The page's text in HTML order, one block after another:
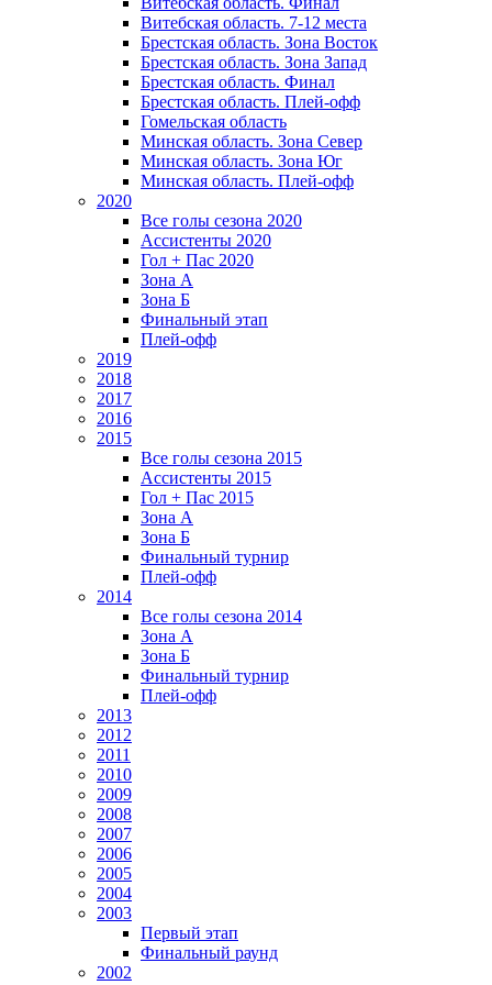
Витебская область. 7-12 места
Брестская область. Зона Восток
Брестская область. Зона Запад
Брестская область. Финал
Брестская область. Плей-офф
Гомельская область
Минская область. Зона Север
Минская область. Зона Юг
Минская область. Плей-офф
2020
Все голы сезона 2020
Ассистенты 2020
Гол + Пас 2020
Зона А
Зона Б
Финальный этап
Плей-офф
2019
2018
2017
2016
2015
Все голы сезона 2015
Ассистенты 2015
Гол + Пас 2015
Зона А
Зона Б
Финальный турнир
Плей-офф
2014
Все голы сезона 2014
Зона А
Зона Б
Финальный турнир
Плей-офф
2013
2012
2011
2010
2009
2008
2007
2006
2005
2004
2003
Первый этап
Финальный раунд
2002